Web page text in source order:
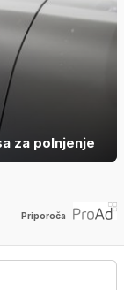
za polnjenje
Priporoča